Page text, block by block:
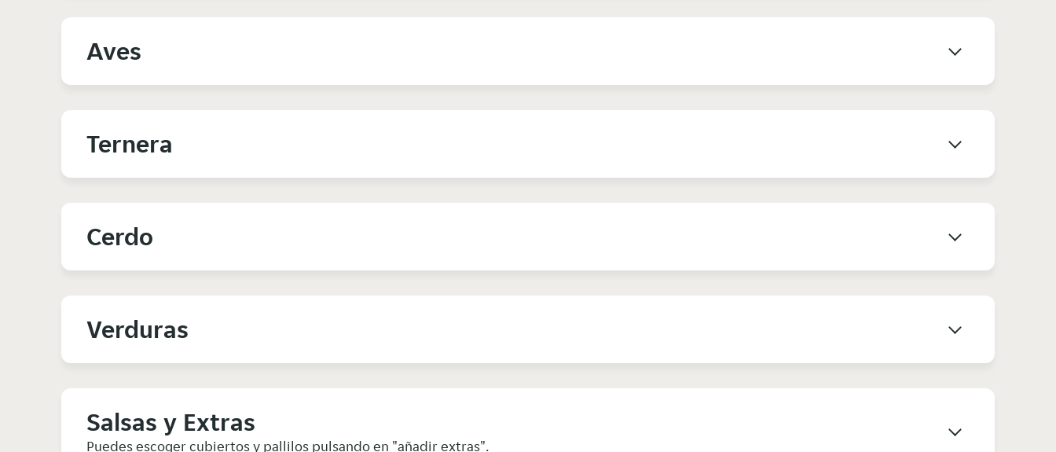
Aves
Ternera
Cerdo
Verduras
Salsas y Extras
Puedes escoger cubiertos y pallilos pulsando en "añadir extras".